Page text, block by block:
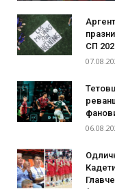
СП